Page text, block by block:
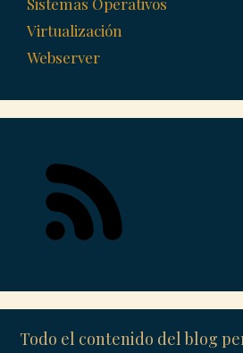
Virtualización
Webserver
Todo el contenido del blog